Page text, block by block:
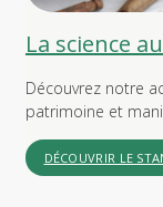
La science
Découvrez notre
patrimoine et
DÉCOUVRIR LE